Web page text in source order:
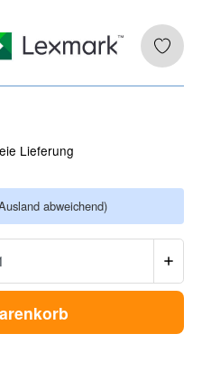
Lieferung
abweichend)